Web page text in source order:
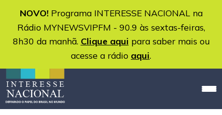
NOVO!Programa INTERESSE NACIONAL na
Rádio MYNEWSVIPFM - 90.9 às sextas-feiras,
8h30 da manhã. Clique aqui para saber mais ou
acesse a rádio aqui.